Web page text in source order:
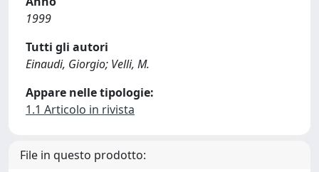
1999
Tutti gli autori
Einaudi, Giorgio; Velli, M.
Appare nelle tipologie:
1.1 Articolo in rivista
File in questo prodotto: